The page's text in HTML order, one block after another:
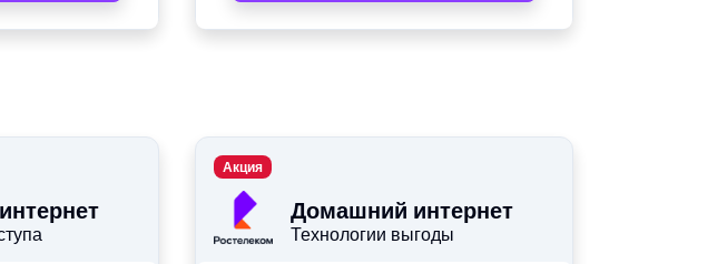
Домашний интернет
Технологии выгоды
Акция